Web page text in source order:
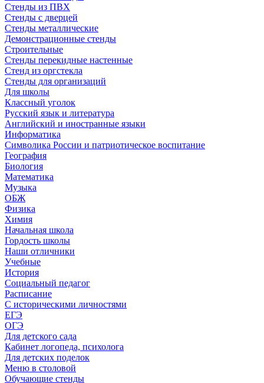
Стенды из ПВХ
Стенды с дверцей
Стенды металлические
Демонстрационные стенды
Строительные
Стенды перекидные настенные
Стенд из оргстекла
Стенды для организаций
Для школы
Классный уголок
Русский язык и литература
Английский и иностранные языки
Информатика
Символика России и патриотическое воспитание
География
Биология
Математика
Музыка
ОБЖ
Физика
Химия
Начальная школа
Гордость школы
Наши отличники
Учебные
История
Социальный педагог
Расписание
С историческими личностями
ЕГЭ
ОГЭ
Для детского сада
Кабинет логопеда, психолога
Для детских поделок
Меню в столовой
Обучающие стенды